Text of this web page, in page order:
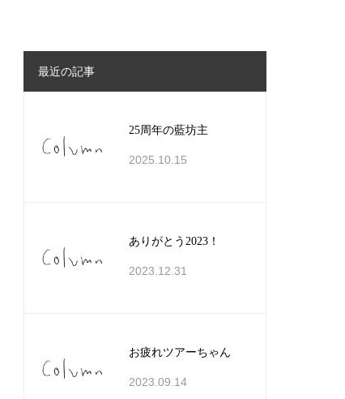
最近の記事
25周年の藍坊主
2025.10.15
ありがとう2023！
2023.12.31
お疲れツアーちゃん
2023.09.14